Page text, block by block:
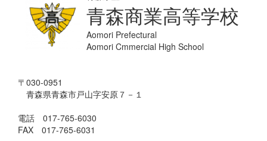
青森商業高等学校
Aomori Prefectural
Aomori Cmmercial High School
〒030-0951
青森県青森市戸山字安原７－１
電話 017-765-6030
FAX 017-765-6031